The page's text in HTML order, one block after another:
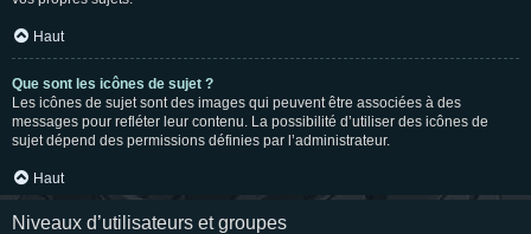
Haut
Que sont les icônes de sujet ?
Les icônes de sujet sont des images qui peuvent être associées à des
messages pour refléter leur contenu. La possibilité d’utiliser des icônes de
sujet dépend des permissions définies par l’administrateur.
Haut
Niveaux d’utilisateurs et groupes